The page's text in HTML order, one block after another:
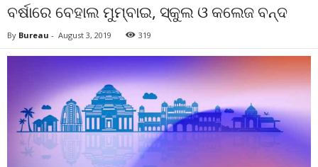
ବର୍ଷାରେ ବେହାଲ ମୁମ୍ବାଇ, ସ୍କୁଲ ଓ କଲେଜ ବନ୍ଦ
By Bureau - August 3, 2019 319